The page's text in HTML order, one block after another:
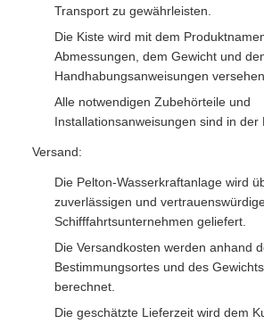
Transport zu gewährleisten.
Die Kiste wird mit dem
Abmessungen, dem Gewicht und
Handhabungsanweisungen versehen.
Alle notwendigen Zubehörteile und
Installationsanweisungen sind in der
Versand:
Die Pelton-Wasserkraftanlage wird
zuverlässigen und
Schifffahrtsunternehmen geliefert.
Die Versandkosten werden anhand
Bestimmungsortes und des
berechnet.
Die geschätzte Lieferzeit wird dem